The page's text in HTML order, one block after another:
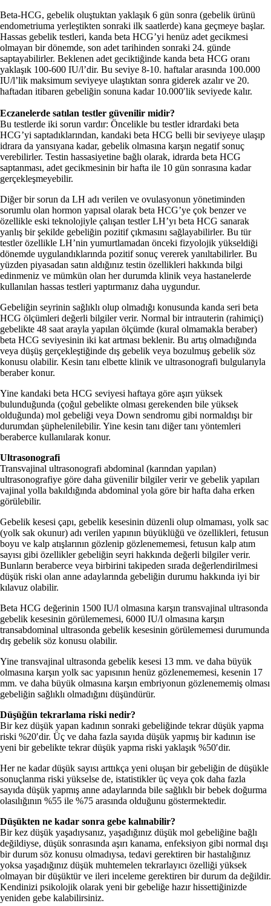
Beta-HCG, gebelik oluştuktan yaklaşık 6 gün sonra (gebelik ürünü
endometriuma yerleştikten sonraki ilk saatlerde) kana geçmeye başlar.
Hassas gebelik testleri, kanda beta HCG’yi henüz adet gecikmesi
olmayan bir dönemde, son adet tarihinden sonraki 24. günde
saptayabilirler. Beklenen adet geciktiğinde kanda beta HCG oranı
yaklaşık 100-600 IU/l’dir. Bu seviye 8-10. haftalar arasında 100.000
IU/l’lik maksimum seviyeye ulaştıktan sonra giderek azalır ve 20.
haftadan itibaren gebeliğin sonuna kadar 10.000′lik seviyede kalır.
Eczanelerde satılan testler güvenilir midir?
Bu testlerde iki sorun vardır: Öncelikle bu testler idrardaki beta
HCG’yi saptadıklarından, kandaki beta HCG belli bir seviyeye ulaşıp
idrara da yansıyana kadar, gebelik olmasına karşın negatif sonuç
verebilirler. Testin hassasiyetine bağlı olarak, idrarda beta HCG
saptanması, adet gecikmesinin bir hafta ile 10 gün sonrasına kadar
gerçekleşmeyebilir.
Diğer bir sorun da LH adı verilen ve ovulasyonun yönetiminden
sorumlu olan hormon yapısal olarak beta HCG’ye çok benzer ve
özellikle eski teknolojiyle çalışan testler LH’yı beta HCG sanarak
yanlış bir şekilde gebeliğin pozitif çıkmasını sağlayabilirler. Bu tür
testler özellikle LH’nin yumurtlamadan önceki fizyolojik yükseldiği
dönemde uygulandıklarında pozitif sonuç vererek yanıltabilirler. Bu
yüzden piyasadan satın aldığınız testin özellikleri hakkında bilgi
edinmeniz ve mümkün olan her durumda klinik veya hastanelerde
kullanılan hassas testleri yaptırmanız daha uygundur.
Gebeliğin seyrinin sağlıklı olup olmadığı konusunda kanda seri beta
HCG ölçümleri değerli bilgiler verir. Normal bir intrauterin (rahimiçi)
gebelikte 48 saat arayla yapılan ölçümde (kural olmamakla beraber)
beta HCG seviyesinin iki kat artması beklenir. Bu artış olmadığında
veya düşüş gerçekleştiğinde dış gebelik veya bozulmuş gebelik söz
konusu olabilir. Kesin tanı elbette klinik ve ultrasonografi bulgularıyla
beraber konur.
Yine kandaki beta HCG seviyesi haftaya göre aşırı yüksek
bulunduğunda (çoğul gebelikte olması gerekenden bile yüksek
olduğunda) mol gebeliği veya Down sendromu gibi normaldışı bir
durumdan şüphelenilebilir. Yine kesin tanı diğer tanı yöntemleri
beraberce kullanılarak konur.
Ultrasonografi
Transvajinal ultrasonografi abdominal (karından yapılan)
ultrasonografiye göre daha güvenilir bilgiler verir ve gebelik yapıları
vajinal yolla bakıldığında abdominal yola göre bir hafta daha erken
görülebilir.
Gebelik kesesi çapı, gebelik kesesinin düzenli olup olmaması, yolk sac
(yolk sak okunur) adı verilen yapının büyüklüğü ve özellikleri, fetusun
boyu ve kalp atışlarının gözlenip gözlenememesi, fetusun kalp atım
sayısı gibi özellikler gebeliğin seyri hakkında değerli bilgiler verir.
Bunların beraberce veya birbirini takipeden sırada değerlendirilmesi
düşük riski olan anne adaylarında gebeliğin durumu hakkında iyi bir
kılavuz olabilir.
Beta HCG değerinin 1500 IU/l olmasına karşın transvajinal ultrasonda
gebelik kesesinin görülememesi, 6000 IU/l olmasına karşın
transabdominal ultrasonda gebelik kesesinin görülememesi durumunda
dış gebelik söz konusu olabilir.
Yine transvajinal ultrasonda gebelik kesesi 13 mm. ve daha büyük
olmasına karşın yolk sac yapısının henüz gözlenememesi, kesenin 17
mm. ve daha büyük olmasına karşın embriyonun gözlenememiş olması
gebeliğin sağlıklı olmadığını düşündürür.
Düşüğün tekrarlama riski nedir?
Bir kez düşük yapan kadının sonraki gebeliğinde tekrar düşük yapma
riski %20′dir. Üç ve daha fazla sayıda düşük yapmış bir kadının ise
yeni bir gebelikte tekrar düşük yapma riski yaklaşık %50′dir.
Her ne kadar düşük sayısı arttıkça yeni oluşan bir gebeliğin de düşükle
sonuçlanma riski yükselse de, istatistikler üç veya çok daha fazla
sayıda düşük yapmış anne adaylarında bile sağlıklı bir bebek doğurma
olasılığının %55 ile %75 arasında olduğunu göstermektedir.
Düşükten ne kadar sonra gebe kalınabilir?
Bir kez düşük yaşadıysanız, yaşadığınız düşük mol gebeliğine bağlı
değildiyse, düşük sonrasında aşırı kanama, enfeksiyon gibi normal dışı
bir durum söz konusu olmadıysa, tedavi gerektiren bir hastalığınız
yoksa yaşadığınız düşük muhtemelen tekrarlayıcı özelliği yüksek
olmayan bir düşüktür ve ileri inceleme gerektiren bir durum da değildir.
Kendinizi psikolojik olarak yeni bir gebeliğe hazır hissettiğinizde
yeniden gebe kalabilirsiniz.